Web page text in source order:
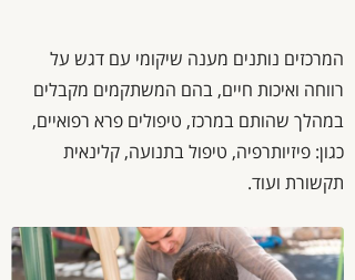
המרכזים נותנים מענה שיקומי עם דגש על
רווחה ואיכות חיים, בהם המשתקמים מקבלים
במהלך שהותם במרכז, טיפולים פרא רפואיים,
כגון: פיזיותרפיה, טיפול בתנועה, קלינאית
תקשורת ועוד.